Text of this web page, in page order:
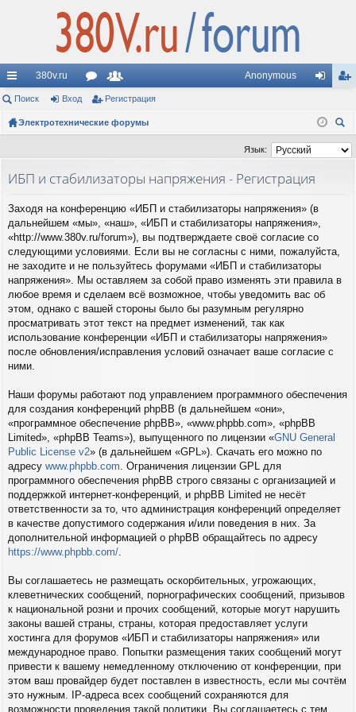
с
ы
380v.ru
ор
ум
ол
ьз
и
Anonymous
д ис
тр
Поиск Вход Регистрация
Электротехнические форумы
ск
Язык:
ИБП и стабилизаторы напряжения - Регистрация
Заходя на конференцию «ИБП и стабилизаторы напряжения» (в
дальнейшем «мы», «наш», «ИБП и стабилизаторы напряжения»,
«http://www.380v.ru/forum»), вы подтверждаете своё согласие со
следующими условиями. Если вы не согласны с ними, пожалуйста,
не заходите и не пользуйтесь форумами «ИБП и стабилизаторы
напряжения». Мы оставляем за собой право изменять эти правила в
любое время и сделаем всё возможное, чтобы уведомить вас об
этом, однако с вашей стороны было бы разумным регулярно
просматривать этот текст на предмет изменений, так как
использование конференции «ИБП и стабилизаторы напряжения»
после обновления/исправления условий означает ваше согласие с
ними.
Наши форумы работают под управлением программного обеспечения
для создания конференций phpBB (в дальнейшем «они»,
«программное обеспечение phpBB», «www.phpbb.com», «phpBB
Limited», «phpBB Teams»), выпущенного по лицензии «GNU General
Public License v2» (в дальнейшем «GPL»). Скачать его можно по
адресу www.phpbb.com . Ограничения лицензии GPL для
программного обеспечения phpBB строго связаны с организацией и
поддержкой интернет-конференций, и phpBB Limited не несёт
ответственности за то, что администрация конференций определяет
в качестве допустимого содержания и/или поведения в них. За
дополнительной информацией о phpBB обращайтесь по адресу
https://www.phpbb.com/
Вы соглашаетесь не размещать оскорбительных, угрожающих,
клеветнических сообщений, порнографических сообщений, призывов
к национальной розни и прочих сообщений, которые могут нарушить
законы вашей страны, страны, которая предоставляет услуги
хостинга для форумов «ИБП и стабилизаторы напряжения» или
международное право. Попытки размещения таких сообщений могут
привести к вашему немедленному отключению от конференции, при
этом ваш провайдер будет поставлен в известность, если мы сочтём
это нужным. IP-адреса всех сообщений сохраняются для
возможности проведения такой политики. Вы соглашаетесь с тем,